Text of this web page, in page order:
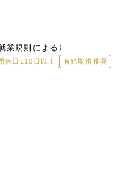
業規則による）
休日110日以上
有給取得推奨